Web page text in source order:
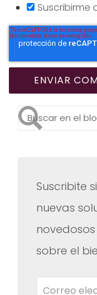
Suscribirme
Esto es un
Suscribite
nuevas
sobre el